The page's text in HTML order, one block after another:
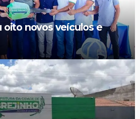
oito novos veículos e